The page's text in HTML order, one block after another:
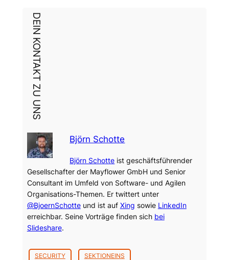
DEIN KONTAKT ZU UNS
Björn Schotte
Björn Schotte ist geschäftsführender
Gesellschafter der Mayflower GmbH und Senior
Consultant im Umfeld von Software- und Agilen
Organisations-Themen. Er twittert unter
@BjoernSchotteund ist auf Xing sowie LinkedIn
erreichbar. Seine Vorträge finden sich bei
Slideshare.
SECURITY SEKTIONEINS